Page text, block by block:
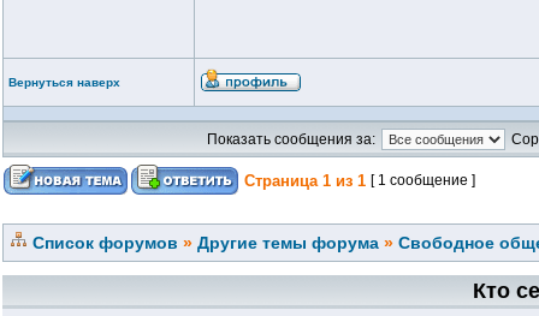
Вернуться наверх
Показать сообщения за:
Страница 1 из 1 [ 1 сообщение ]
Список форумов » Другие темы форума » Свободное
Кто